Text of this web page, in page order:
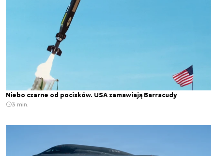
Niebo czarne od pocisków. USA zamawiają Barracudy
3 min.